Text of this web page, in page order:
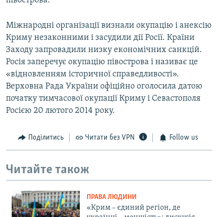
Міжнародні організації визнали окупацію і анексію
Криму незаконними і засудили дії Росії. Країни
Заходу запровадили низку економічних санкцій.
Росія заперечує окупацію півострова і називає це
«відновленням історичної справедливості».
Верховна Рада України офіційно оголосила датою
початку тимчасової окупації Криму і Севастополя
Росією 20 лютого 2014 року.
Поділитись Читати без VPN Follow us
Читайте також
ПРАВА ЛЮДИНИ
«Крим – єдиний регіон, де